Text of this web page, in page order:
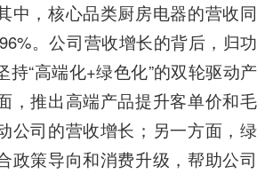
中，核心品类厨房电器的营收同
。公司营收增长的背后，归功
持“高端化+绿色化”的双轮驱动产
，推出高端产品提升客单价和毛
公司的营收增长；另一方面，绿
政策导向和消费升级，帮助公司